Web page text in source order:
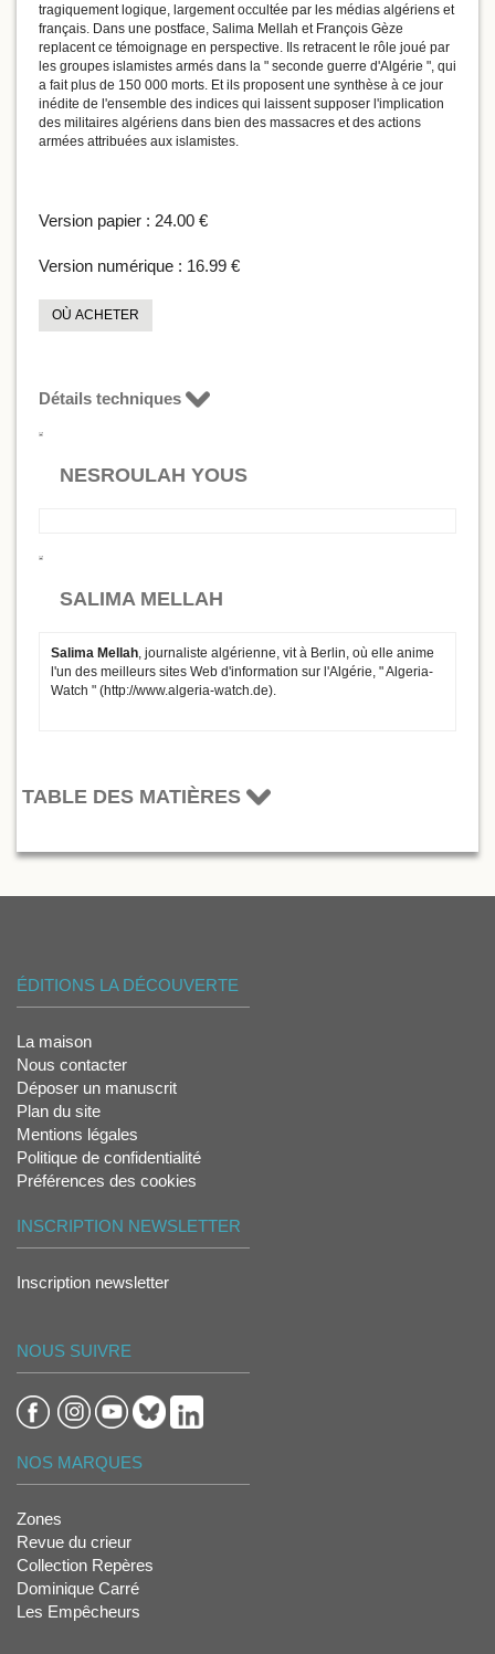
tragiquement logique, largement occultée par les médias algériens et
français. Dans une postface, Salima Mellah et François Gèze
replacent ce témoignage en perspective. Ils retracent le rôle joué par
les groupes islamistes armés dans la " seconde guerre d'Algérie ", qui
a fait plus de 150 000 morts. Et ils proposent une synthèse à ce jour
inédite de l'ensemble des indices qui laissent supposer l'implication
des militaires algériens dans bien des massacres et des actions
armées attribuées aux islamistes.
Version papier : 24.00 €
Version numérique : 16.99 €
OÙ ACHETER
Détails techniques
NESROULAH YOUS
SALIMA MELLAH
Salima Mellah , journaliste algérienne, vit à Berlin, où elle anime
l'un des meilleurs sites Web d'information sur l'Algérie, " Algeria-
Watch " (http://www.algeria-watch.de).
TABLE DES MATIÈRES
ÉDITIONS LA DÉCOUVERTE
La maison
Nous contacter
Déposer un manuscrit
Plan du site
Mentions légales
Politique de confidentialité
Préférences des cookies
INSCRIPTION NEWSLETTER
Inscription newsletter
NOUS SUIVRE
NOS MARQUES
Zones
Revue du crieur
Collection Repères
Dominique Carré
Les Empêcheurs